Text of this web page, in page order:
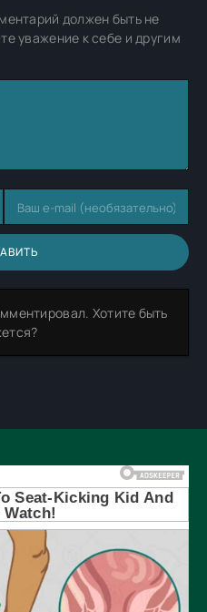
должен быть не
уважение к себе и другим
Хотите быть